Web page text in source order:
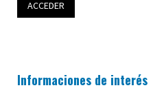
Informaciones de interés